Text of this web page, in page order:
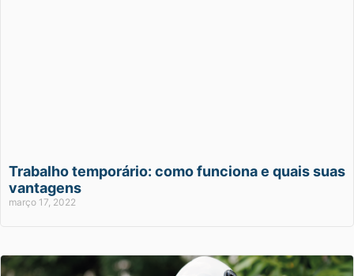
Trabalho temporário: como funciona e quais suas
vantagens
março 17, 2022